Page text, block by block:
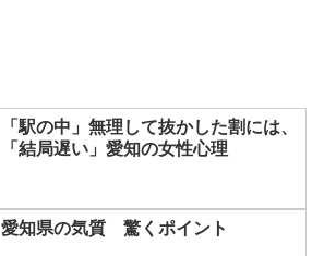
「駅の中」無理して抜かした割には、
「結局遅い」愛知の女性心理
愛知県の気質 驚くポイント